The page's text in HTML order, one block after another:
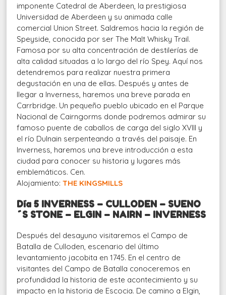
imponente Catedral de Aberdeen, la prestigiosa
Universidad de Aberdeen y su animada calle
comercial Union Street. Saldremos hacia la región de
Speyside, conocida por ser The Malt Whisky Trail.
Famosa por su alta concentración de destilerías de
alta calidad situadas a lo largo del río Spey. Aquí nos
detendremos para realizar nuestra primera
degustación en una de ellas. Después y antes de
llegar a Inverness, haremos una breve parada en
Carrbridge. Un pequeño pueblo ubicado en el Parque
Nacional de Cairngorms donde podremos admirar su
famoso puente de caballos de carga del siglo XVIII y
el río Dulnain serpenteando a través del paisaje. En
Inverness, haremos una breve introducción a esta
ciudad para conocer su historia y lugares más
emblemáticos. Cen.
Alojamiento:THE KINGSMILLS
Día 5 INVERNESS – CULLODEN – SUENO
´S STONE – ELGIN – NAIRN – INVERNESS
Después del desayuno visitaremos el Campo de
Batalla de Culloden, escenario del último
levantamiento jacobita en 1745. En el centro de
visitantes del Campo de Batalla conoceremos en
profundidad la historia de este acontecimiento y su
impacto en la historia de Escocia. De camino a Elgin,